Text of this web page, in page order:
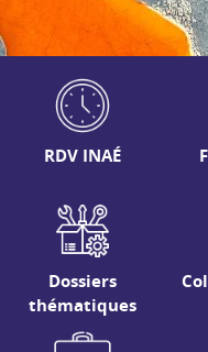
RDV INAÉ
Dossiers
thématiques